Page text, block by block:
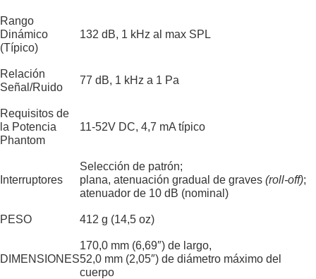
Rango
Dinámico
(Típico)
132 dB, 1 kHz al max SPL
Relación
Señal/Ruido
77 dB, 1 kHz a 1 Pa
Requisitos de
la Potencia
Phantom
11-52V DC, 4,7 mA típico
Interruptores
Selección de patrón;
plana, atenuación gradual de graves (roll-off);
atenuador de 10 dB (nominal)
PESO 412 g (14,5 oz)
DIMENSIONES
170,0 mm (6,69″) de largo,
52,0 mm (2,05″) de diámetro máximo del
cuerpo